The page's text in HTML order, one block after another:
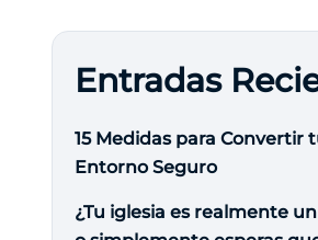
Entradas
15 Medidas para Convertir
Entorno Seguro
¿Tu iglesia es realmente